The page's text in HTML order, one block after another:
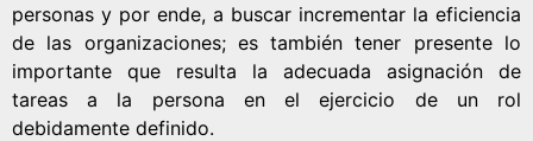
personas y por ende, a buscar incrementar la eficiencia
de las organizaciones; es también tener presente lo
importante que resulta la adecuada asignación de
tareas a la persona en el ejercicio de un rol
debidamente definido.